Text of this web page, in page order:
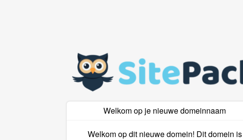
Welkom op je nieuwe domeinnaam
Welkom op dit nieuwe domein! Dit domein is